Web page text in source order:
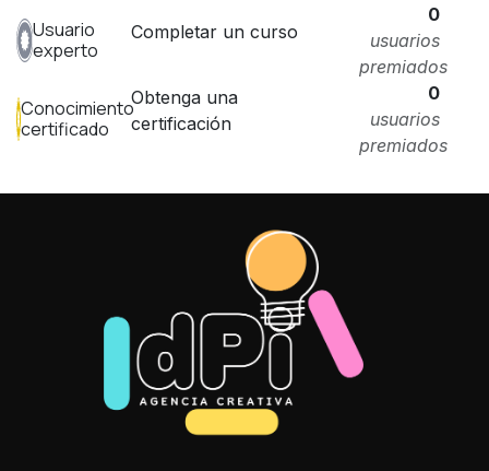
Usuario
experto
Completar un curso
0
usuarios
premiados
Conocimiento
certificado
Obtenga una
certificación
0
usuarios
premiados